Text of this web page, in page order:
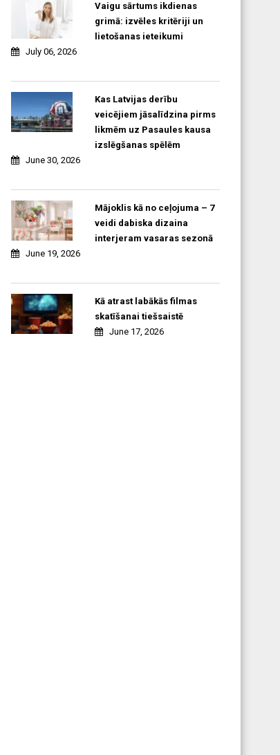
Vaigu sārtums ikdienas
grimā: izvēles kritēriji un
lietošanas ieteikumi
July 06, 2026
Kas Latvijas derību
veicējiem jāsalīdzina pirms
likmēm uz Pasaules kausa
izslēgšanas spēlēm
June 30, 2026
Mājoklis kā no ceļojuma – 7
veidi dabiska dizaina
interjeram vasaras sezonā
June 19, 2026
Kā atrast labākās filmas
skatīšanai tiešsaistē
June 17, 2026